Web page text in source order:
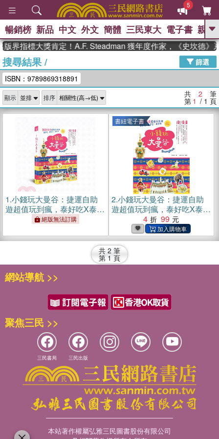
5
GO
高希均教授回憶錄
、 The Odyssey 、 父親節 、 如果歷
獎 臺灣漫遊錄 、 方念華 、 台灣的李
登輝時代
數學女孩：黎曼猜想 、
偉大的迷走神經
暢銷榜 新品 中文 外文 簡體 三民東大 電子書 親子
界指標大獎肯定！A.F. Steadman 獲年度作家，《史坎德》
搜尋結果/
篩選
ISBN：9789869318891
顯示 排序 共 2 筆
第 1 / 1 頁
1.小錢玩大曼谷：捷運自助
遊超值玩到瘋，泰好吃X泰好
住X泰好買(2017全新版)
絕版無法訂購
書紐電子書
2.小錢玩大曼谷：捷運自助
遊超值玩到瘋，泰好吃X泰好
住X泰好買(電子書)
4 99
共 2 筆
第 1 頁
網站導航 >>
聚焦三民 >>
三民書局 三民出版
本站著作權屬弘雅三民圖書股份有限公司